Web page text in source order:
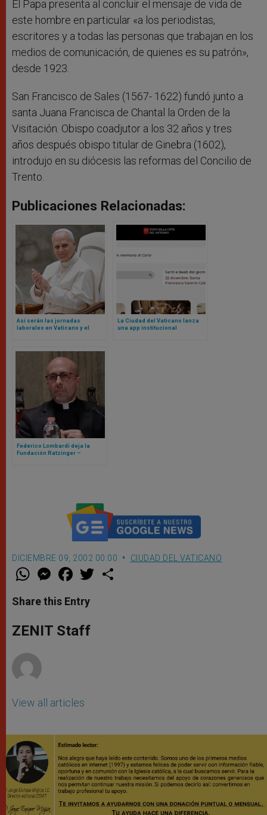
El Papa presenta al concluir el mensaje de vida de
este hombre en particular «a los periodistas,
escritores y a todas las personas que trabajan en los
medios de comunicación, de quienes es su patrón»,
desde 1923.
San Francisco de Sales (1567- 1622) fundó junto a
santa Juana Francisca de Chantal la Orden de la
Visitación. Obispo coadjutor a los 32 años y tres
años después obispo titular de Ginebra (1602),
introdujo en su diócesis las reformas del Concilio de
Trento.
Publicaciones Relacionadas:
Así serán las jornadas
laborales en Vaticano y el
La Ciudad del Vaticano lanza
una app institucional
Federico Lombardi deja la
Fundación Ratzinger –
DICIEMBRE 09, 2002 00:00 CIUDAD DEL VATICANO
W
t
s
p
p
M
e
s
e
g
e
F
a
e
b
o
k
w
Share this Entry
ZENIT Staff
View all articles